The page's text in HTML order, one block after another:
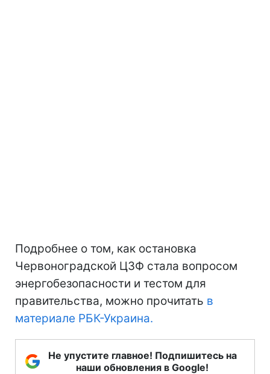
Подробнее о том, как остановка
Червоноградской ЦЗФ стала вопросом
энергобезопасности и тестом для
правительства, можно прочитать в
материале РБК-Украина.
Не упустите главное! Подпишитесь на
наши обновления в Google!